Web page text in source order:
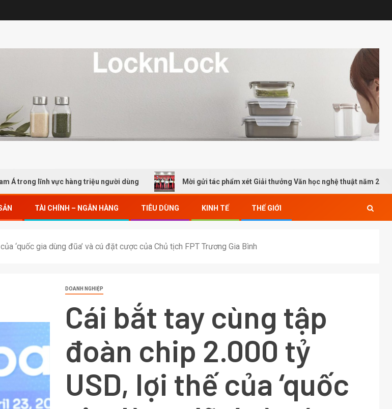
lĩnh vực hàng triệu người dùng Mời gửi tác phẩm xét Giải thưởng Văn học nghệ thuật năm 2026
TÀI CHÍNH – NGÂN HÀNG TIÊU DÙNG KINH TẾ THẾ GIỚI
‘quốc gia dùng đũa’ và cú đặt cược của Chủ tịch FPT Trương Gia Bình
DOANH NGHIỆP
Cái bắt tay cùng tập
đoàn chip 2.000 tỷ
USD, lợi thế của ‘quốc